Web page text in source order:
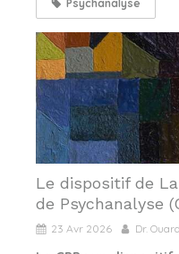
Psychanalyse
Le dispositif de
de Psychanalyse
23 Avr 2026 Dr.